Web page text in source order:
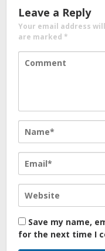
Leave a Reply
Your email address
are marked *
Save my name,
for the next time I